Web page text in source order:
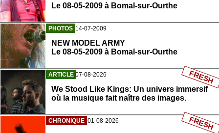
Le 08-05-2009 à Bomal-sur-Ourthe
PHOTOS 14-07-2009
NEW MODEL ARMY
Le 08-05-2009 à Bomal-sur-Ourthe
ARTICLE 07-08-2026
We Stood Like Kings: Un univers immersif
où la musique fait naître des images.
FRESH
CHRONIQUE 01-08-2026 FRESH